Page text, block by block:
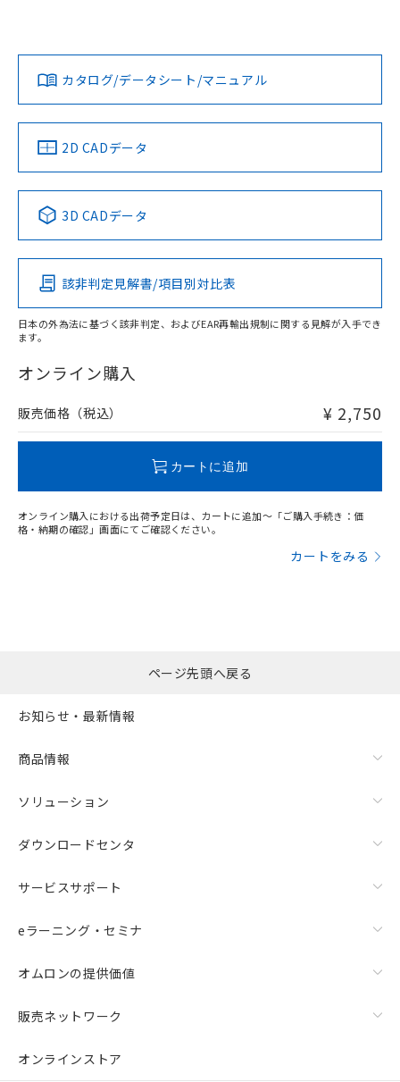
ダウンロードデータをご利用いただく前に、以下を必ずお読
みください。
ソフトウェアの使用条件
対応済み
中国 RoHS 注意事項・凡例
Pb Hg Cd Cr(VI)
O
在庫等で未対応品が混在する可能性があります。
問い合わせください。
LR型式承認
（イギリス
船舶規格）
DNV型式承認
（ノルウェー
BV型式承認
（フランス
KR型式
（韓国
No No No No
この製品の規格認証/適合状況ページへ
その他の認証はこちらのページからご検索ください
カタログ/データシート/マニュアル
2D CADデータ
3D CADデータ
該非判定見解書/項目別対比表
日本の外為法に基づく該非判定、およびEAR再輸出規制に関する見解が入手でき
ます。
オンライン購入
販売価格（税込） ¥ 2,750
カートに追加
オンライン購入における出荷予定日は、カートに追加～「ご購入手続き：価
格・納期の確認」画面にてご確認ください。
カートをみる
ページ先頭へ戻る
お知らせ・最新情報
商品情報
ソリューション
ダウンロードセンタ
サービスサポート
eラーニング・セミナ
オムロンの提供価値
販売ネットワーク
オンラインストア